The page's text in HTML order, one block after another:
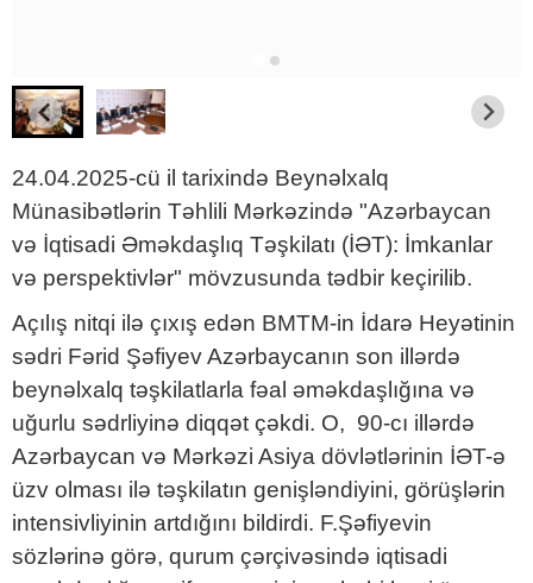
24.04.2025-cü il tarixində Beynəlxalq
Münasibətlərin Təhlili Mərkəzində "Azərbaycan
və İqtisadi Əməkdaşlıq Təşkilatı (İƏT): İmkanlar
və perspektivlər" mövzusunda tədbir keçirilib.
Açılış nitqi ilə çıxış edən BMTM-in İdarə Heyətinin
sədri Fərid Şəfiyev Azərbaycanın son illərdə
beynəlxalq təşkilatlarla fəal əməkdaşlığına və
uğurlu sədrliyinə diqqət çəkdi. O, 90-cı illərdə
Azərbaycan və Mərkəzi Asiya dövlətlərinin İƏT-ə
üzv olması ilə təşkilatın genişləndiyini, görüşlərin
intensivliyinin artdığını bildirdi. F.Şəfiyevin
sözlərinə görə, qurum çərçivəsində iqtisadi